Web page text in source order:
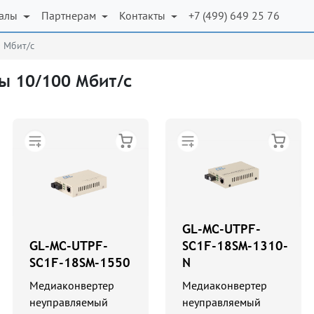
Партнерам Контакты +7 (499) 649 25 76
Мбит/с
10/100 Мбит/с
GL-MC-UTPF-
SC1F-18SM-1550
Медиаконвертер
неуправляемый
GL-MC-UTPF-
SC1F-18SM-1310-
N
Медиаконвертер
неуправляемый